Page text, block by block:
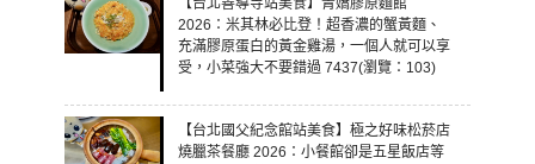
【台北善導寺站美食】青嬌膠原麵館
2026：米其林必比登！超香濃的蟹黃麵、
充滿膠原蛋白的黃金雞湯，一個人就可以享
受，小菜強大不要錯過 7437(瀏覽：103)
【台北國父紀念館站美食】極之好味松菸店
燒臘茶餐廳 2026：小餐館卻是五星飯店等